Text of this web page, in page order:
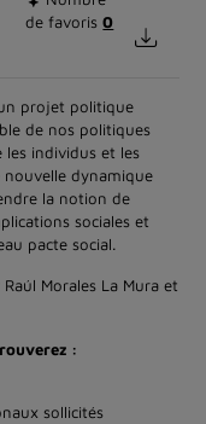
de favoris0
projet politique
de nos politiques
les individus et les
nouvelle dynamique
la notion de
sociales et
pacte social.
Morales La Mura et
:
sollicités